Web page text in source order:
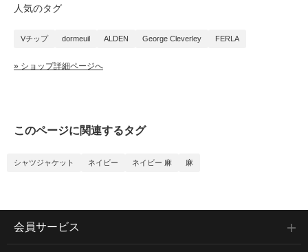
人気のタグ
Vチップ dormeuil ALDEN George Cleverley FERLA
» ショップ詳細ページへ
このページに関連するタグ
シャツジャケット ネイビー ネイビー 麻 麻
会員サービス